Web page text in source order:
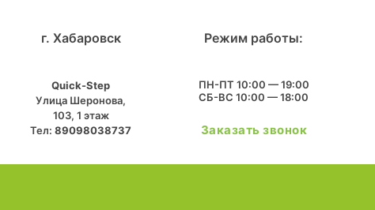
г. Хабаровск
Quick-Step
​Улица Шеронова,
103, ​1 этаж
Тел: 89098038737
Режим работы:
ПН-ПТ 10:00 — 19:00
СБ-ВС 10:00 — 18:00
Заказать звонок